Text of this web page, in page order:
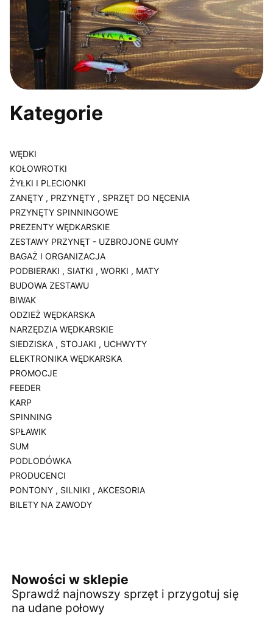
Kategorie
WĘDKI
KOŁOWROTKI
ŻYŁKI I PLECIONKI
ZANĘTY , PRZYNĘTY , SPRZĘT DO NĘCENIA
PRZYNĘTY SPINNINGOWE
PREZENTY WĘDKARSKIE
ZESTAWY PRZYNĘT - UZBROJONE GUMY
BAGAŻ I ORGANIZACJA
PODBIERAKI , SIATKI , WORKI , MATY
BUDOWA ZESTAWU
BIWAK
ODZIEŻ WĘDKARSKA
NARZĘDZIA WĘDKARSKIE
SIEDZISKA , STOJAKI , UCHWYTY
ELEKTRONIKA WĘDKARSKA
PROMOCJE
FEEDER
KARP
SPINNING
SPŁAWIK
SUM
PODLODÓWKA
PRODUCENCI
PONTONY , SILNIKI , AKCESORIA
BILETY NA ZAWODY
Nowości w sklepie
Sprawdź najnowszy sprzęt i przygotuj się
na udane połowy